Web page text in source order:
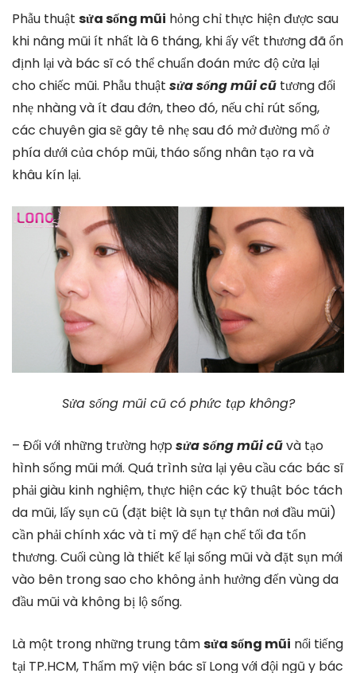
Phẫu thuật sửa sống mũi hỏng chỉ thực hiện được sau
khi nâng mũi ít nhất là 6 tháng, khi ấy vết thương đã ổn
định lại và bác sĩ có thể chuẩn đoán mức độ cửa lại
cho chiếc mũi. Phẫu thuật sửa sống mũi cũ tương đối
nhẹ nhàng và ít đau đớn, theo đó, nếu chỉ rút sống,
các chuyên gia sẽ gây tê nhẹ sau đó mở đường mổ ở
phía dưới của chóp mũi, tháo sống nhân tạo ra và
khâu kín lại.
Sửa sống mũi cũ có phức tạp không?
– Đối với những trường hợpsửa sống mũi cũvà tạo
hình sống mũi mới. Quá trình sửa lại yêu cầu các bác sĩ
phải giàu kinh nghiệm, thực hiện các kỹ thuật bóc tách
da mũi, lấy sụn cũ (đặt biệt là sụn tự thân nơi đầu mũi)
cần phải chính xác và tỉ mỹ để hạn chế tối đa tổn
thương. Cuối cùng là thiết kế lại sống mũi và đặt sụn mới
vào bên trong sao cho không ảnh hưởng đến vùng da
đầu mũi và không bị lộ sống.
Là một trong những trung tâmsửa sống mũi nổi tiếng
tại TP.HCM, Thẩm mỹ viện bác sĩ Long với đội ngũ y bác